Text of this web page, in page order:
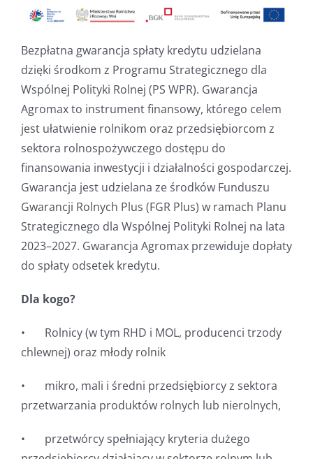
Bezpłatna gwarancja spłaty kredytu udzielana
dzięki środkom z Programu Strategicznego dla
Wspólnej Polityki Rolnej (PS WPR). Gwarancja
Agromax to instrument finansowy, którego celem
jest ułatwienie rolnikom oraz przedsiębiorcom z
sektora rolnospożywczego dostępu do
finansowania inwestycji i działalności gospodarczej.
Gwarancja jest udzielana ze środków Funduszu
Gwarancji Rolnych Plus (FGR Plus) w ramach Planu
Strategicznego dla Wspólnej Polityki Rolnej na lata
2023–2027. Gwarancja Agromax przewiduje dopłaty
do spłaty odsetek kredytu.
Dla kogo?
• Rolnicy (w tym RHD i MOL, producenci trzody
chlewnej) oraz młody rolnik
• mikro, mali i średni przedsiębiorcy z sektora
przetwarzania produktów rolnych lub nierolnych,
• przetwórcy spełniający kryteria dużego